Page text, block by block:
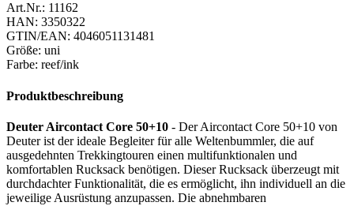
Art.Nr.: 11162
HAN: 3350322
GTIN/EAN: 4046051131481
Größe: uni
Farbe: reef/ink
Produktbeschreibung
Deuter Aircontact Core 50+10 - Der Aircontact Core 50+10 von
Deuter ist der ideale Begleiter für alle Weltenbummler, die auf
ausgedehnten Trekkingtouren einen multifunktionalen und
komfortablen Rucksack benötigen. Dieser Rucksack überzeugt mit
durchdachter Funktionalität, die es ermöglicht, ihn individuell an die
jeweilige Ausrüstung anzupassen. Die abnehmbaren